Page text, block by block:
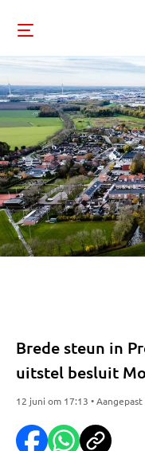
Brede steun in
uitstel besluit
12 juni om 17:13 •